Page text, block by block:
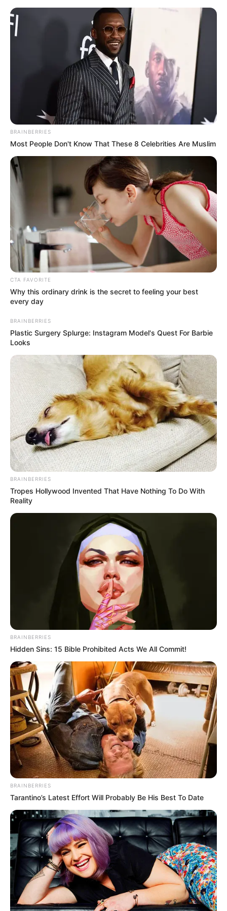
Перейти
вмісту
Groza-news.info
Громада Закарпаття
ПОДІЇ
Заброньовані й
перевтомлені: закарпатські
прокурори, маючи “імунітет”
від мобілізації, проводять
відпустки в ЄС
ЛИС 3, 2024
Заступник прокурора Закарпатської області
Павло Русняк та керівник Тячівської окружної
прокуратури Вололимир Жилкін, користуючись
своєю бронею від мобілізації, з’їздили у
відпустки в Європу.
Поки прокурор Івано-Франківської області Ігор
Настасяк публічно оголосив, що скасував свою
броню від мобілізації та готовий служити у ЗСУ, якщо
йому прийде повістка з військкомату, його колеги на
Закарпатті, користуючись бронею, катаються
відпочивати до Європи.
За даними джерел Антикору у Державній
BRAINBERRIES
Most People Don't Know That These 8 Celebrities Are Muslim
CTA FAVORITE
Why this ordinary drink is the secret to feeling your best
every day
BRAINBERRIES
Plastic Surgery Splurge: Instagram Model's Quest For Barbie
Looks
BRAINBERRIES
Tropes Hollywood Invented That Have Nothing To Do With
Reality
BRAINBERRIES
Hidden Sins: 15 Bible Prohibited Acts We All Commit!
BRAINBERRIES
Tarantino’s Latest Effort Will Probably Be His Best To Date